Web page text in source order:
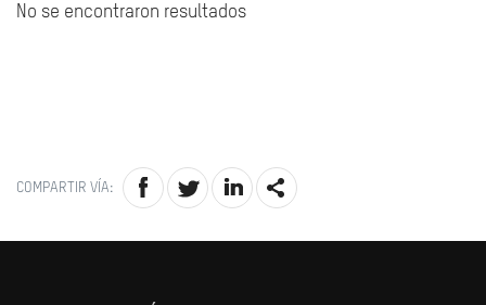
No se encontraron resultados
COMPARTIR VÍA: